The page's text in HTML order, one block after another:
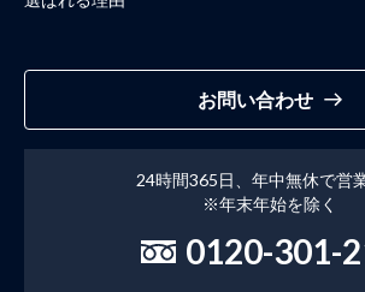
お問い合わせ
24時間365日、年中無休で営
※年末年始を除く
0120-301-